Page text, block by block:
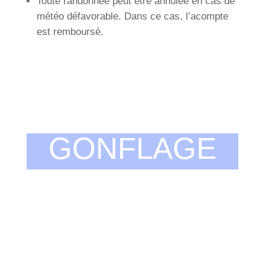
météo défavorable. Dans ce cas, l’acompte
est remboursé.
GONFLAGE